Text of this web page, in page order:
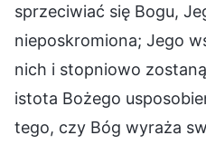
sprzeciwiać się Bogu,
nieposkromiona; Jego
nich i stopniowo
istota Bożego
tego, czy Bóg wyraża